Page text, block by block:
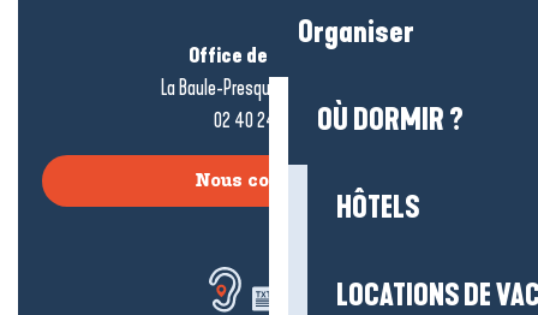
Organiser
OÙ DORMIR ?
HÔTELS
LOCATIONS DE
Office de tourisme
La Baule-Presqu’île de Guérande
02 40 24 34 44
Nous contacter